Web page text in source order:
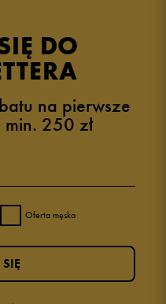
DO
na pierwsze
250 zł
Oferta męska